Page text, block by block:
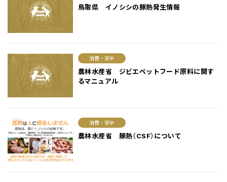
鳥取県 イノシシの豚熱発生情報
消費・安全
農林水産省 ジビエペットフード原料に関す
るマニュアル
消費・安全
農林水産省 豚熱（CSF）について